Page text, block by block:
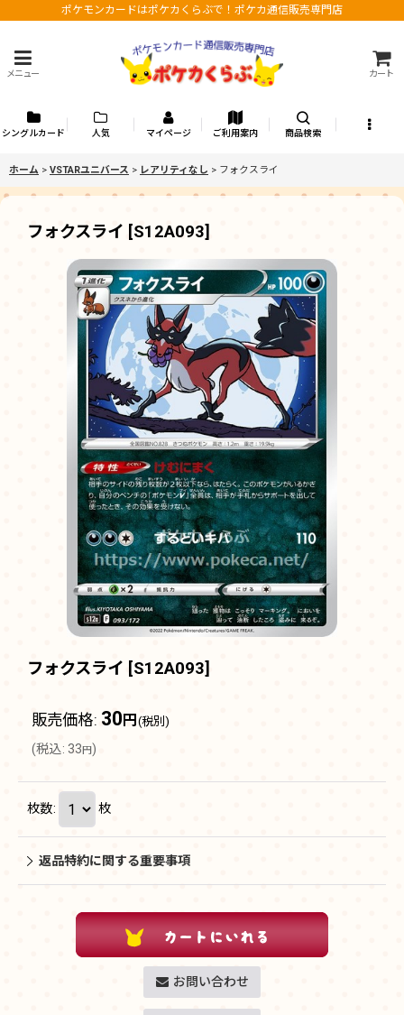
ポケモンカードはポケカくらぶで！ポケカ通信販売専門店
メニュー カート
シングルカード 人気 マイページ ご利用案内 商品検索
ホーム > VSTARユニバース > レアリティなし > フォクスライ
フォクスライ [S12A093]
フォクスライ [S12A093]
販売価格: 30 円 (税別)
(税込: 33 円 )
枚数: 枚
返品特約に関する重要事項
お問い合わせ